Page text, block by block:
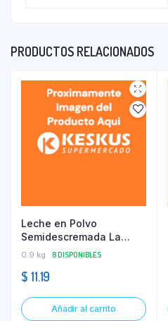
PRODUCTOS RELACIONADOS
Leche en Polvo
Semidescremada La
Campiña 900 G
0.9 kg 8 DISPONIBLES
$ 11.19
Añadir al carrito